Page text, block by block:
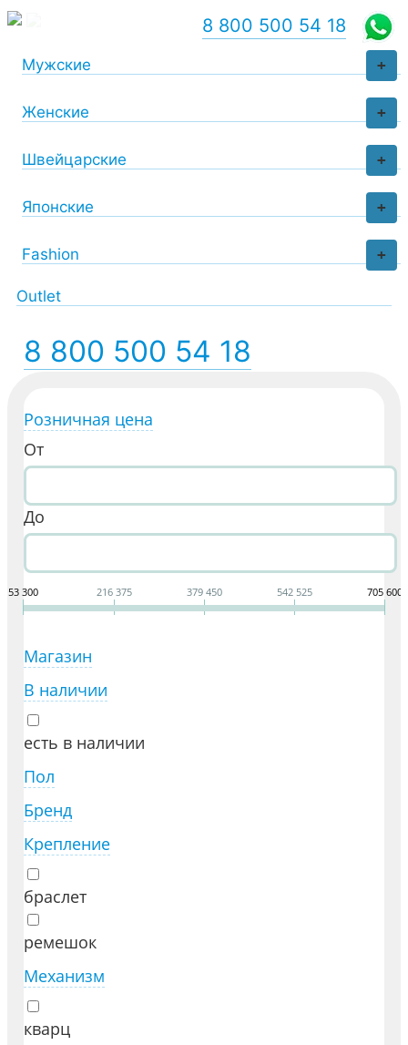
+
Мужские
+
Женские
+
Швейцарские
+
Японские
+
Fashion
Outlet
8 800 500 54 18
8 800 500 54 18
Розничная цена
От
До
53 300 216 375 379 450 542 525 705 600
Магазин
В наличии
есть в наличии
Пол
Бренд
Крепление
браслет
ремешок
Механизм
кварц